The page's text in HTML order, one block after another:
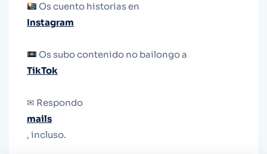
Os cuento historias en
Instagram
Os subo contenido no bailongo a
TikTok
✉ Respondo
mails
, incluso.